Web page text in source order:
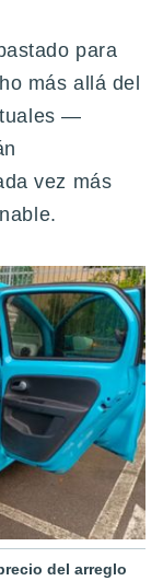
para
más allá del
—
vez más
del arreglo